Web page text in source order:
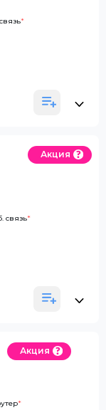
*
Акция
связь*
Акция
*